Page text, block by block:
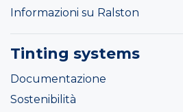
Informazioni su Ralston
Tinting systems
Documentazione
Sostenibilità